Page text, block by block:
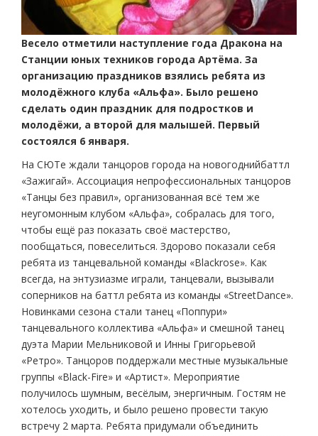
Весело отметили наступление года Дракона на
Станции юных техников города Артёма. За
организацию праздников взялись ребята из
молодёжного клуба «Альфа». Было решено
сделать один праздник для подростков и
молодёжи, а второй для малышей. Первый
состоялся 6 января.
На СЮТе ждали танцоров города на новогоднийбаттл
«Зажигай». Ассоциация непрофессиональных танцоров
«Танцы без правил», организованная всё тем же
неугомонным клубом «Альфа», собралась для того,
чтобы ещё раз показать своё мастерство,
пообщаться, повеселиться. Здорово показали себя
ребята из танцевальной команды «Blackrose». Как
всегда, на энтузиазме играли, танцевали, вызывали
соперников на баттл ребята из команды «StreetDance».
Новинками сезона стали танец «Поппури»
танцевального коллектива «Альфа» и смешной танец
дуэта Марии Мельниковой и Инны Григорьевой
«Ретро». Танцоров поддержали местные музыкальные
группы «Black-Fire» и «Артист». Мероприятие
получилось шумным, весёлым, энергичным. Гостям не
хотелось уходить, и было решено провести такую
встречу 2 марта. Ребята придумали объединить